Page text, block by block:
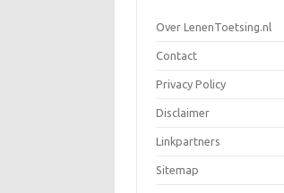
Over LenenToetsing.nl
Contact
Privacy Policy
Disclaimer
Linkpartners
Sitemap